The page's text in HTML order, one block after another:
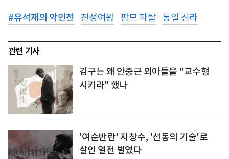
#유석재의 악인전 진성여왕 팜므 파탈 통일 신라
관련 기사
김구는 왜 안중근 외아들을 "교수형
시키라" 했나
'여순반란' 지창수, '선동의 기술'로
살인 열전 벌였다